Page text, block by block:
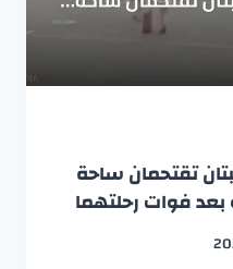
تقتحمان ساحة
فوات رحلتهما